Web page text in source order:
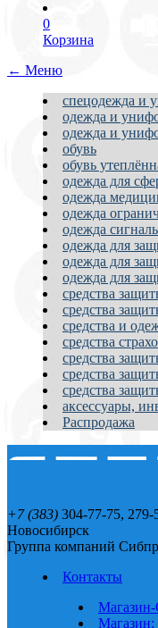
0
Корзина
← Меню
спецодежда и
одежда и
одежда и
обувь
обувь
одежда для
одежда
одежда
одежда
одежда для
одежда для
одежда для
средства
средства
средства и
средства
средства
средства
средства
аксессуары,
Распродажа
+7 (383) 304-77-75, 279-
Новосибирск
Группа компаний
Контакты
Магазин: